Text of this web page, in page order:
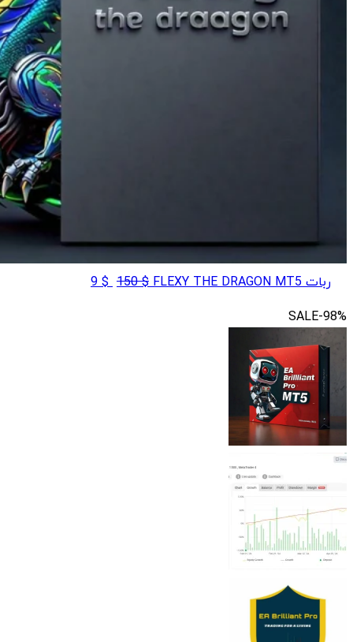
ربات FLEXY THE DRAGON MT5 $
150
قیمت
$
9 قیمت
SALE-98%